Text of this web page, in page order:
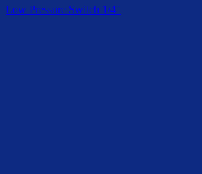
Low Pressure Switch 1/4″